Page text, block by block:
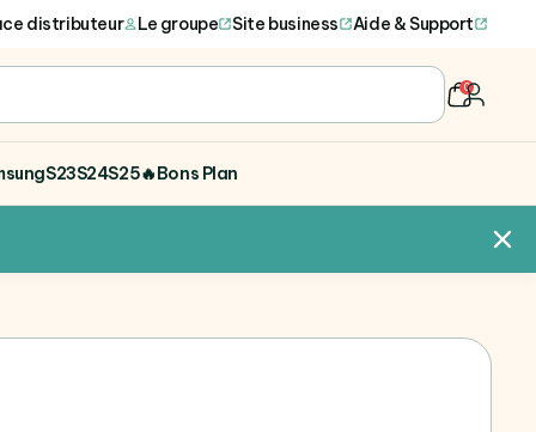
distributeur Le groupe Site business Aide & Support
0
user
S23S24S25🔥Bons Plan